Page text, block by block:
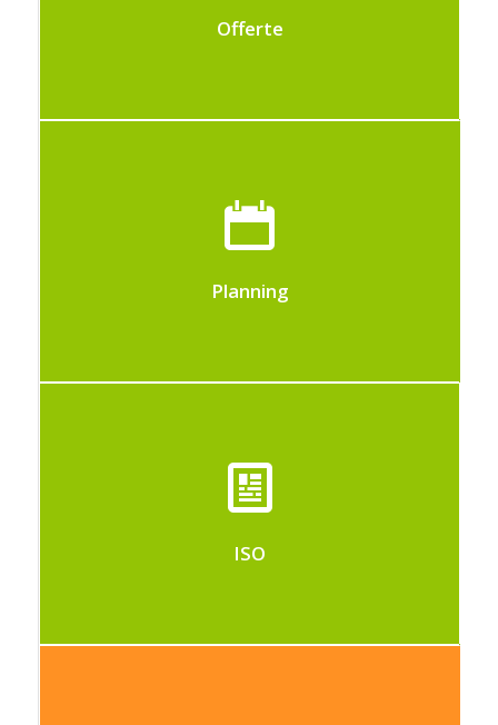
Offerte
Planning
Hit-Office biedt drie soorten planning:
een team planning, een gantt chart
ISO
Beheer uw ISO 9001-documenten over
het kwaliteitssysteem en de gezondheid